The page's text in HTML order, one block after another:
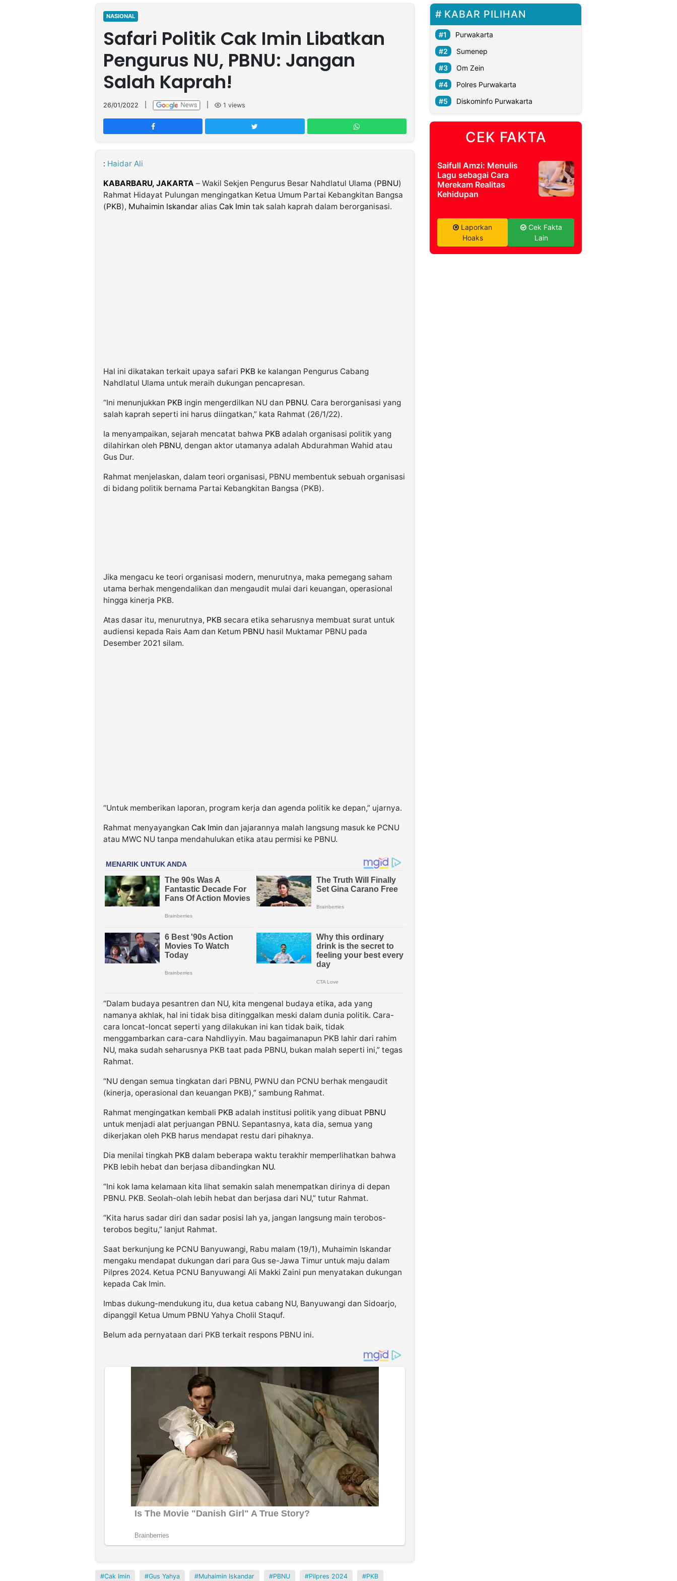
NASIONAL
Safari Politik Cak Imin Libatkan
Pengurus NU, PBNU: Jangan
Salah Kaprah!
26/01/2022 1 views
: Haidar Ali
KABARBARU, JAKARTA – Wakil Sekjen Pengurus Besar Nahdlatul Ulama (PBNU)
Rahmat Hidayat Pulungan mengingatkan Ketua Umum Partai Kebangkitan Bangsa
(PKB), Muhaimin Iskandar alias Cak Imin tak salah kaprah dalam berorganisasi.
Hal ini dikatakan terkait upaya safari PKB ke kalangan Pengurus Cabang
Nahdlatul Ulama untuk meraih dukungan pencapresan.
“Ini menunjukkan PKB ingin mengerdilkan NU dan PBNU. Cara berorganisasi yang
salah kaprah seperti ini harus diingatkan,” kata Rahmat (26/1/22).
Ia menyampaikan, sejarah mencatat bahwa PKB adalah organisasi politik yang
dilahirkan oleh PBNU, dengan aktor utamanya adalah Abdurahman Wahid atau
Gus Dur.
Rahmat menjelaskan, dalam teori organisasi, PBNU membentuk sebuah organisasi
di bidang politik bernama Partai Kebangkitan Bangsa (PKB).
Jika mengacu ke teori organisasi modern, menurutnya, maka pemegang saham
utama berhak mengendalikan dan mengaudit mulai dari keuangan, operasional
hingga kinerja PKB.
Atas dasar itu, menurutnya, PKB secara etika seharusnya membuat surat untuk
audiensi kepada Rais Aam dan Ketum PBNU hasil Muktamar PBNU pada
Desember 2021 silam.
“Untuk memberikan laporan, program kerja dan agenda politik ke depan,” ujarnya.
Rahmat menyayangkan Cak Imin dan jajarannya malah langsung masuk ke PCNU
atau MWC NU tanpa mendahulukan etika atau permisi ke PBNU.
“Dalam budaya pesantren dan NU, kita mengenal budaya etika, ada yang
namanya akhlak, hal ini tidak bisa ditinggalkan meski dalam dunia politik. Cara-
cara loncat-loncat seperti yang dilakukan ini kan tidak baik, tidak
menggambarkan cara-cara Nahdliyyin. Mau bagaimanapun PKB lahir dari rahim
NU, maka sudah seharusnya PKB taat pada PBNU, bukan malah seperti ini,” tegas
Rahmat.
“NU dengan semua tingkatan dari PBNU, PWNU dan PCNU berhak mengaudit
(kinerja, operasional dan keuangan PKB),” sambung Rahmat.
Rahmat mengingatkan kembali PKB adalah institusi politik yang dibuat PBNU
untuk menjadi alat perjuangan PBNU. Sepantasnya, kata dia, semua yang
dikerjakan oleh PKB harus mendapat restu dari pihaknya.
Dia menilai tingkah PKB dalam beberapa waktu terakhir memperlihatkan bahwa
PKB lebih hebat dan berjasa dibandingkan NU.
“Ini kok lama kelamaan kita lihat semakin salah menempatkan dirinya di depan
PBNU. PKB. Seolah-olah lebih hebat dan berjasa dari NU,” tutur Rahmat.
“Kita harus sadar diri dan sadar posisi lah ya, jangan langsung main terobos-
terobos begitu,” lanjut Rahmat.
Saat berkunjung ke PCNU Banyuwangi, Rabu malam (19/1), Muhaimin Iskandar
mengaku mendapat dukungan dari para Gus se-Jawa Timur untuk maju dalam
Pilpres 2024. Ketua PCNU Banyuwangi Ali Makki Zaini pun menyatakan dukungan
kepada Cak Imin.
Imbas dukung-mendukung itu, dua ketua cabang NU, Banyuwangi dan Sidoarjo,
dipanggil Ketua Umum PBNU Yahya Cholil Staquf.
Belum ada pernyataan dari PKB terkait respons PBNU ini.
Cak Imin Gus Yahya Muhaimin Iskandar PBNU Pilpres 2024 PKB
KABAR PILIHAN
Purwakarta
Sumenep
Om Zein
Polres Purwakarta
Diskominfo Purwakarta
CEK FAKTA
Saifull Amzi: Menulis
Lagu sebagai Cara
Merekam Realitas
Kehidupan
Laporkan
Hoaks
Cek Fakta
Lain